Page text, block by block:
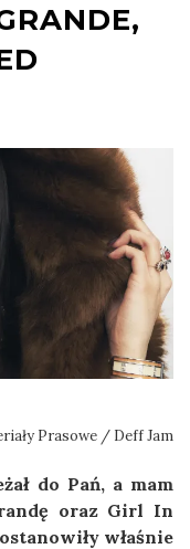
Prasowe / Deff Jam
do Pań, a mam
oraz Girl In
właśnie